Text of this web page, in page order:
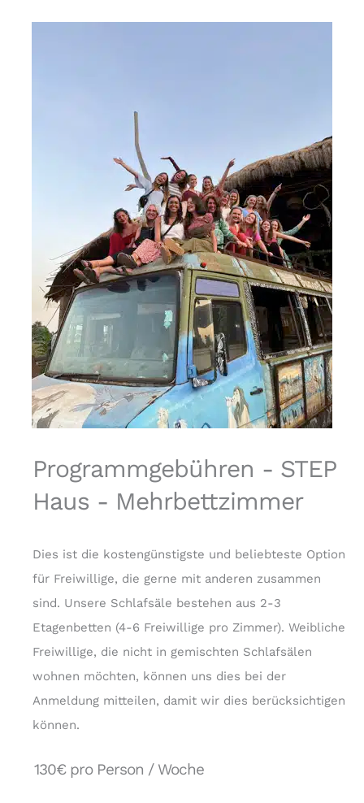
Programmgebühren - STEP
Haus - Mehrbettzimmer
Dies ist die kostengünstigste und beliebteste Option
für Freiwillige, die gerne mit anderen zusammen
sind. Unsere Schlafsäle bestehen aus 2-3
Etagenbetten (4-6 Freiwillige pro Zimmer). Weibliche
Freiwillige, die nicht in gemischten Schlafsälen
wohnen möchten, können uns dies bei der
Anmeldung mitteilen, damit wir dies berücksichtigen
können.
130€ pro Person / Woche